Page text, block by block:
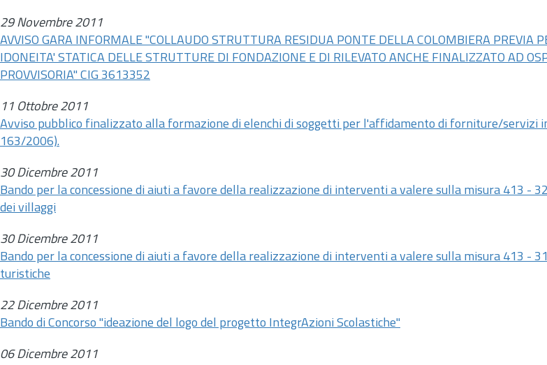
29 Novembre 2011
AVVISO GARA INFORMALE "COLLAUDO STRUTTURA RESIDUA PONTE DELLA COLOMBIERA PREVIA
IDONEITA' STATICA DELLE STRUTTURE DI FONDAZIONE E DI RILEVATO ANCHE FINALIZZATO AD
PROVVISORIA" CIG 3613352
11 Ottobre 2011
Avviso pubblico finalizzato alla formazione di elenchi di soggetti per l'affidamento di forniture/servizi
163/2006).
30 Dicembre 2011
Bando per la concessione di aiuti a favore della realizzazione di interventi a valere sulla misura 413 -
dei villaggi
30 Dicembre 2011
Bando per la concessione di aiuti a favore della realizzazione di interventi a valere sulla misura 413 -
turistiche
22 Dicembre 2011
Bando di Concorso "ideazione del logo del progetto IntegrAzioni Scolastiche"
06 Dicembre 2011